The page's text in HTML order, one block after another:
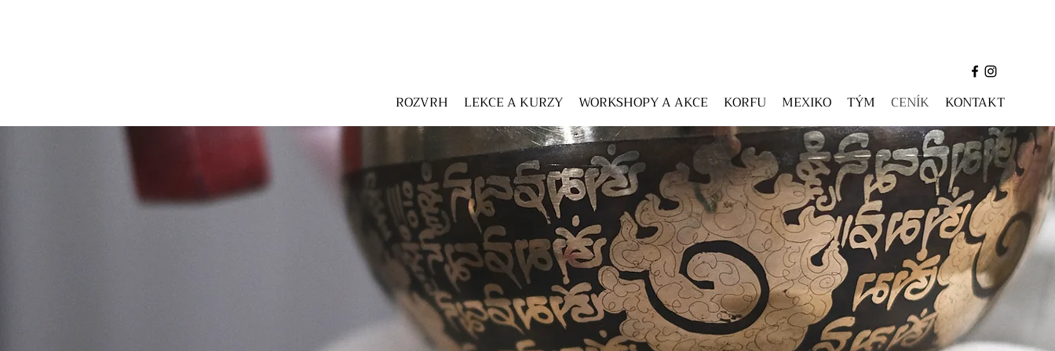
ROZVRH LEKCE A KURZY WORKSHOPY A AKCE KORFU MEXIKO TÝM CENÍK KONTAKT